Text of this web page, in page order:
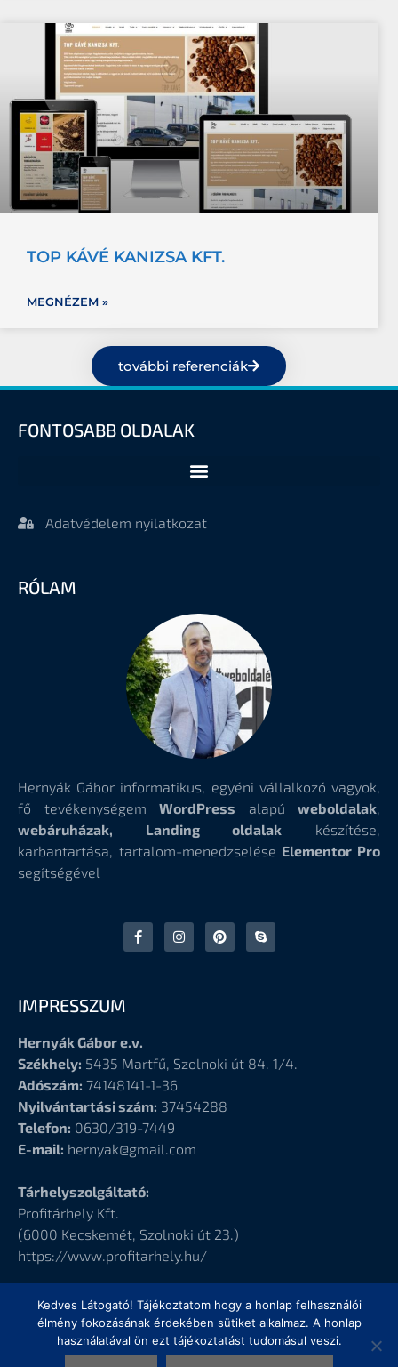
TOP KÁVÉ KANIZSA KFT.
MEGNÉZEM »
további referenciák
FONTOSABB OLDALAK
Adatvédelem nyilatkozat
RÓLAM
Hernyák Gábor informatikus, egyéni vállalkozó vagyok,
fő tevékenységem WordPress alapú weboldalak
webáruházak, Landing oldalak készítése,
karbantartása, tartalom-menedzselése Elementor Pro
segítségével
IMPRESSZUM
Hernyák Gábor e.v.
Székhely: 5435 Martfű, Szolnoki út 84. 1/4.
Adószám: 74148141-1-36
Nyilvántartási szám: 37454288
Telefon: 0630/319-7449
E-mail: hernyak@gmail.com
Tárhelyszolgáltató:
Profitárhely Kft.
(6000 Kecskemét, Szolnoki út 23.)
https://www.profitarhely.hu/
© Hernyák Gábor e.v.
Kedves Látogató! Tájékoztatom hogy a honlap felhasználói
élmény fokozásának érdekében sütiket alkalmaz. A honlap
használatával ön ezt tájékoztatást tudomásul veszi.